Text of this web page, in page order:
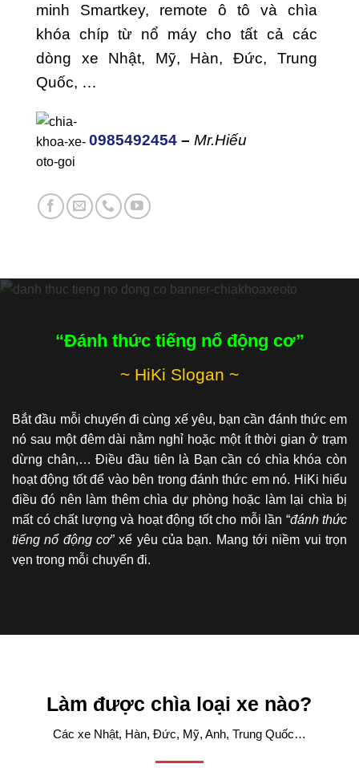
minh Smartkey, remote ô tô và chìa
khóa chíp từ nổ máy cho tất cả các
dòng xe Nhật, Mỹ, Hàn, Đức, Trung
Quốc, …
0985492454 – Mr.Hiếu
“Đánh thức tiếng nổ động cơ”
~ HiKi Slogan ~
Bắt đầu mỗi chuyến đi cùng xế yêu, bạn cần đánh thức em
nó sau một đêm dài nằm nghỉ hoặc một ít thời gian ở trạm
dừng chân,… Điều đầu tiên là Bạn cần có chìa khóa còn
hoạt động tốt để vào bên trong đánh thức em nó. HiKi hiểu
điều đó nên làm thêm chìa dự phòng hoặc làm lại chìa bị
mất có chất lượng và hoạt động tốt cho mỗi lần “đánh thức
tiếng nổ động cơ” xế yêu của bạn. Mang tới niềm vui trọn
vẹn trong mỗi chuyến đi.
Làm được chìa loại xe nào?
Các xe Nhật, Hàn, Đức, Mỹ, Anh, Trung Quốc…